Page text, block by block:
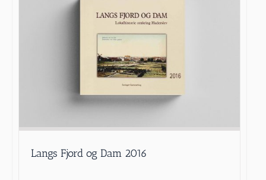
Langs Fjord og Dam 2016